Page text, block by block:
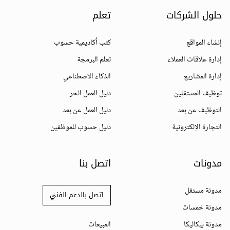
حلول الشركات
إنشاء المواقع
إدارة علاقات العملاء
إدارة المشاريع
توظيف المستقلين
التوظيف عن بعد
التجارة الإلكترونية
تعلم
كتب أكاديمية حسوب
تعلم البرمجة
الذكاء الاصطناعي
دليل العمل الحر
دليل العمل عن بعد
دليل حسوب للموظفين
مدونات
مدونة مستقل
مدونة خمسات
مدونة بيكاليكا
اتصل بنا
اتصل بالدعم الفني
المبيعات